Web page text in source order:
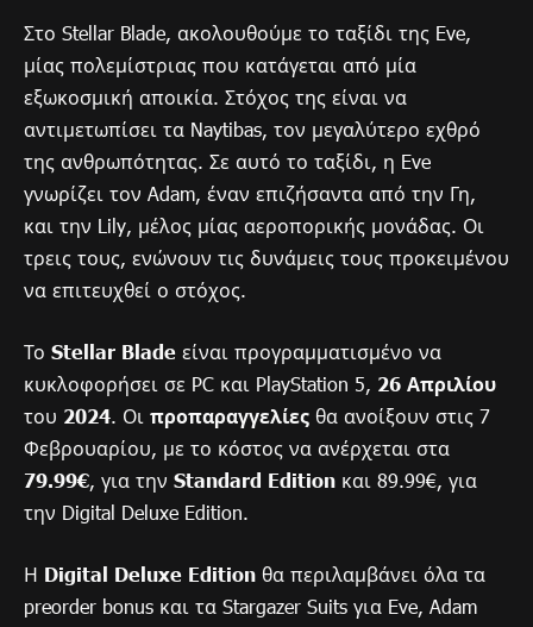
Στο Stellar Blade, ακολουθούμε το ταξίδι της Eve,
μίας πολεμίστριας που κατάγεται από μία
εξωκοσμική αποικία. Στόχος της είναι να
αντιμετωπίσει τα Naytibas, τον μεγαλύτερο εχθρό
της ανθρωπότητας. Σε αυτό το ταξίδι, η Eve
γνωρίζει τον Adam, έναν επιζήσαντα από την Γη,
και την Lily, μέλος μίας αεροπορικής μονάδας. Οι
τρεις τους, ενώνουν τις δυνάμεις τους προκειμένου
να επιτευχθεί ο στόχος.
Το Stellar Blade είναι προγραμματισμένο να
κυκλοφορήσει σε PC και PlayStation 5, 26 Απριλίου
του 2024. Οι προπαραγγελίες θα ανοίξουν στις 7
Φεβρουαρίου, με το κόστος να ανέρχεται στα
79.99€, για την Standard Edition και 89.99€, για
την Digital Deluxe Edition.
Η Digital Deluxe Edition θα περιλαμβάνει όλα τα
preorder bonus και τα Stargazer Suits για Eve, Adam